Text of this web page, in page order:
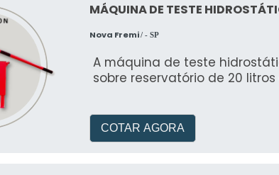
MÁQUINA DE TESTE
Nova Fremi/ - SP
A máquina de teste
sobre reservatório de 20
COTAR AGORA